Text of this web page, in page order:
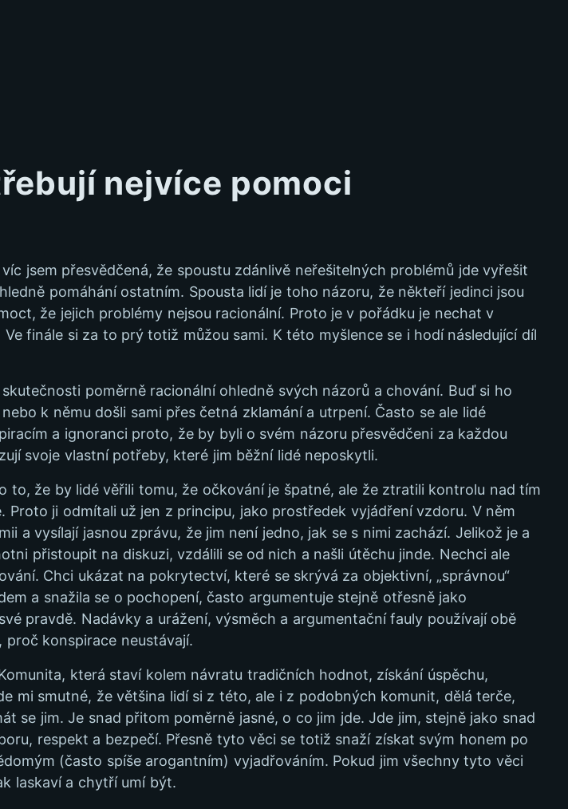
nejvíce pomoci
jsem přesvědčená, že spoustu zdánlivě neřešitelných problémů jde vyřešit
pomáhání ostatním. Spousta lidí je toho názoru, že někteří jedinci jsou
že jejich problémy nejsou racionální. Proto je v pořádku je nechat v
finále si za to prý totiž můžou sami. K této myšlence se i hodí následující díl
poměrně racionální ohledně svých názorů a chování. Buď si ho
k němu došli sami přes četná zklamání a utrpení. Často se ale lidé
a ignoranci proto, že by byli o svém názoru přesvědčeni za každou
svoje vlastní potřeby, které jim běžní lidé neposkytli.
to, že by lidé věřili tomu, že očkování je špatné, ale že ztratili kontrolu nad tím
ji odmítali už jen z principu, jako prostředek vyjádření vzdoru. V něm
a vysílají jasnou zprávu, že jim není jedno, jak se s nimi zachází. Jelikož je a
přistoupit na diskuzi, vzdálili se od nich a našli útěchu jinde. Nechci ale
Chci ukázat na pokrytectví, které se skrývá za objektivní, „správnou“
a snažila se o pochopení, často argumentuje stejně otřesně jako
pravdě. Nadávky a urážení, výsměch a argumentační fauly používají obě
proč konspirace neustávají.
která staví kolem návratu tradičních hodnot, získání úspěchu,
mi smutné, že většina lidí si z této, ale i z podobných komunit, dělá terče,
se jim. Je snad přitom poměrně jasné, o co jim jde. Jde jim, stejně jako snad
respekt a bezpečí. Přesně tyto věci se totiž snaží získat svým honem po
(často spíše arogantním) vyjadřováním. Pokud jim všechny tyto věci
laskaví a chytří umí být.